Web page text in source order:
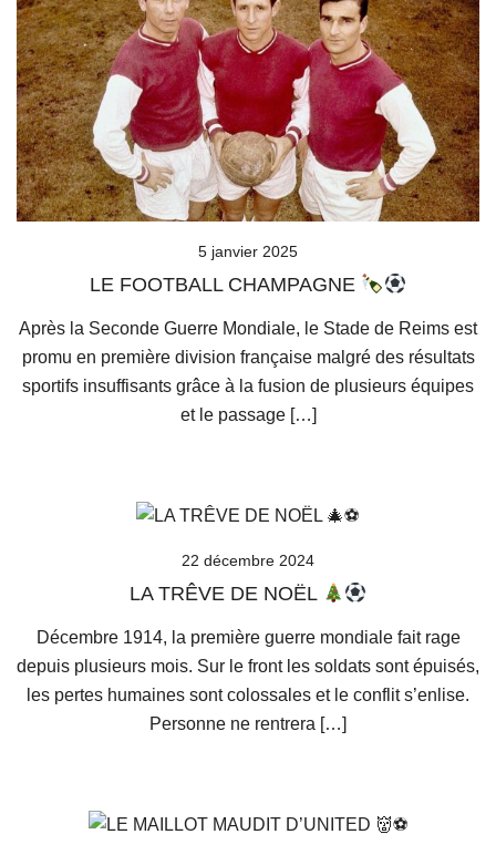
5 janvier 2025
LE FOOTBALL CHAMPAGNE
Après la Seconde Guerre Mondiale, le Stade de Reims est
promu en première division française malgré des résultats
sportifs insuffisants grâce à la fusion de plusieurs équipes
et le passage […]
22 décembre 2024
LA TRÊVE DE NOËL
Décembre 1914, la première guerre mondiale fait rage
depuis plusieurs mois. Sur le front les soldats sont épuisés,
les pertes humaines sont colossales et le conflit s’enlise.
Personne ne rentrera […]